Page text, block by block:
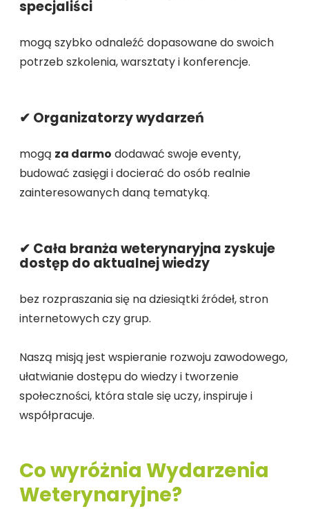
specjaliści
mogą szybko odnaleźć dopasowane do swoich
potrzeb szkolenia, warsztaty i konferencje.
✔ Organizatorzy wydarzeń
mogą za darmo dodawać swoje eventy,
budować zasięgi i docierać do osób realnie
zainteresowanych daną tematyką.
✔ Cała branża weterynaryjna zyskuje
dostęp do aktualnej wiedzy
bez rozpraszania się na dziesiątki źródeł, stron
internetowych czy grup.
Naszą misją jest wspieranie rozwoju zawodowego,
ułatwianie dostępu do wiedzy i tworzenie
społeczności, która stale się uczy, inspiruje i
współpracuje.
Co wyróżnia Wydarzenia
Weterynaryjne?